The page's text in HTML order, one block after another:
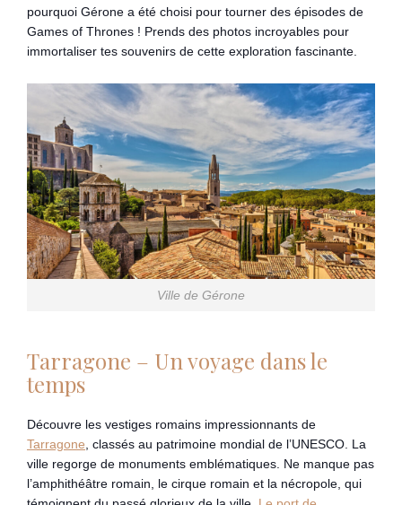
pourquoi Gérone a été choisi pour tourner des épisodes de
Games of Thrones ! Prends des photos incroyables pour
immortaliser tes souvenirs de cette exploration fascinante.
Ville de Gérone
Tarragone – Un voyage dans le
temps
Découvre les vestiges romains impressionnants de
Tarragone , classés au patrimoine mondial de l’UNESCO. La
ville regorge de monuments emblématiques. Ne manque pas
l’amphithéâtre romain, le cirque romain et la nécropole, qui